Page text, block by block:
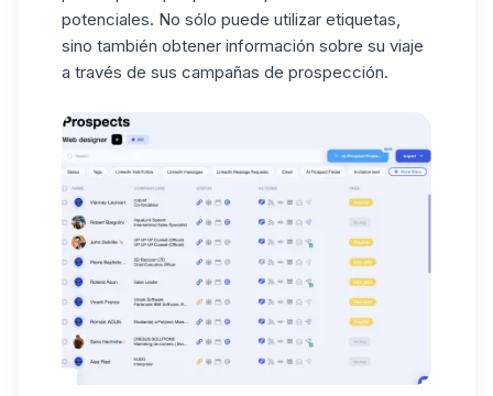
potenciales. No sólo puede utilizar etiquetas,
sino también obtener información sobre su viaje
a través de sus campañas de prospección.